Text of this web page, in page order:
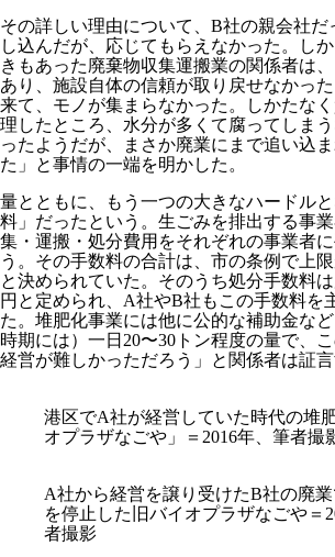
その詳しい理由について、B社の親会社だ
し込んだが、応じてもらえなかった。し
きもあった廃棄物収集運搬業の関係者は
あり、施設自体の信頼が取り戻せなかっ
来て、モノが集まらなかった。しかたな
理したところ、水分が多くて腐ってしま
ったようだが、まさか廃業にまで追い込
た」と事情の一端を明かした。
量とともに、もう一つの大きなハードル
料」だったという。生ごみを排出する事
集・運搬・処分費用をそれぞれの事業者
う。その手数料の合計は、市の条例で上
と決められていた。そのうち処分手数料
円と定められ、A社やB社もこの手数料を
た。堆肥化事業には他に公的な補助金な
時期には）一日20〜30トン程度の量で、
経営が難しかっただろう」と関係者は証言
港区でA社が経営していた時代の堆
オプラザなごや」＝2016年、筆者撮
A社から経営を譲り受けたB社の廃
を停止した旧バイオプラザなごや＝
者撮影